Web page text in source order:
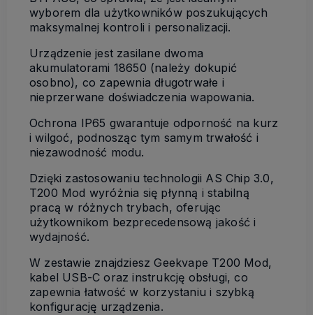
wyborem dla użytkowników poszukujących
maksymalnej kontroli i personalizacji.
Urządzenie jest zasilane dwoma
akumulatorami 18650 (należy dokupić
osobno), co zapewnia długotrwałe i
nieprzerwane doświadczenia wapowania.
Ochrona IP65 gwarantuje odporność na kurz
i wilgoć, podnosząc tym samym trwałość i
niezawodność modu.
Dzięki zastosowaniu technologii AS Chip 3.0,
T200 Mod wyróżnia się płynną i stabilną
pracą w różnych trybach, oferując
użytkownikom bezprecedensową jakość i
wydajność.
W zestawie znajdziesz Geekvape T200 Mod,
kabel USB-C oraz instrukcję obsługi, co
zapewnia łatwość w korzystaniu i szybką
konfigurację urządzenia.